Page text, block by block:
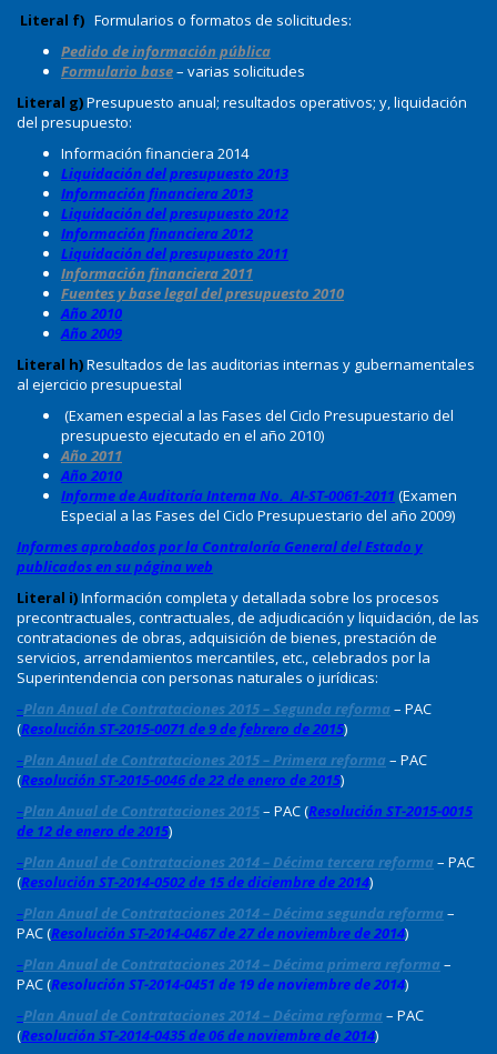
Literal f) Formularios o formatos de solicitudes:
Pedido de información pública
Formulario base– varias solicitudes
Literal g)Presupuesto anual; resultados operativos; y, liquidación
del presupuesto:
Información financiera 2014
Liquidación del presupuesto 2013
Información financiera 2013
Liquidación del presupuesto 2012
Información financiera 2012
Liquidación del presupuesto 2011
Información financiera 2011
Fuentes y base legal del presupuesto 2010
Año 2010
Año 2009
Literal h)Resultados de las auditorias internas y gubernamentales
al ejercicio presupuestal
(Examen especial a las Fases del Ciclo Presupuestario del
presupuesto ejecutado en el año 2010)
Año 2011
Año 2010
Informe de Auditoría Interna No. AI-ST-0061-2011 (Examen
Especial a las Fases del Ciclo Presupuestario del año 2009)
Informes aprobados por la Contraloría General del Estado y
publicados en su página web
Literal i)Información completa y detallada sobre los procesos
precontractuales, contractuales, de adjudicación y liquidación, de las
contrataciones de obras, adquisición de bienes, prestación de
servicios, arrendamientos mercantiles, etc., celebrados por la
Superintendencia con personas naturales o jurídicas:
–Plan Anual de Contrataciones 2015 – Segunda reforma – PAC
(Resolución ST-2015-0071 de 9 de febrero de 2015)
–Plan Anual de Contrataciones 2015 – Primera reforma – PAC
(Resolución ST-2015-0046 de 22 de enero de 2015)
–Plan Anual de Contrataciones 2015– PAC (Resolución ST-2015-0015
de 12 de enero de 2015)
–Plan Anual de Contrataciones 2014 – Décima tercera reforma – PAC
(Resolución ST-2014-0502 de 15 de diciembre de 2014)
–Plan Anual de Contrataciones 2014 – Décima segunda reforma –
PAC (Resolución ST-2014-0467 de 27 de noviembre de 2014)
–Plan Anual de Contrataciones 2014 – Décima primera reforma –
PAC (Resolución ST-2014-0451 de 19 de noviembre de 2014)
–Plan Anual de Contrataciones 2014 – Décima reforma – PAC
(Resolución ST-2014-0435 de 06 de noviembre de 2014)